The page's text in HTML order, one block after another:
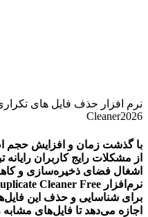
Cleaner2026
با گذشت زمان و افزایش حجم
از مشکلات رایج کاربران
اشغال فضای ذخیره‌سازی و
نرم‌افزار Cleaner Free
برای شناسایی و حذف این
اجازه می‌دهد تا فایل‌های مشابه